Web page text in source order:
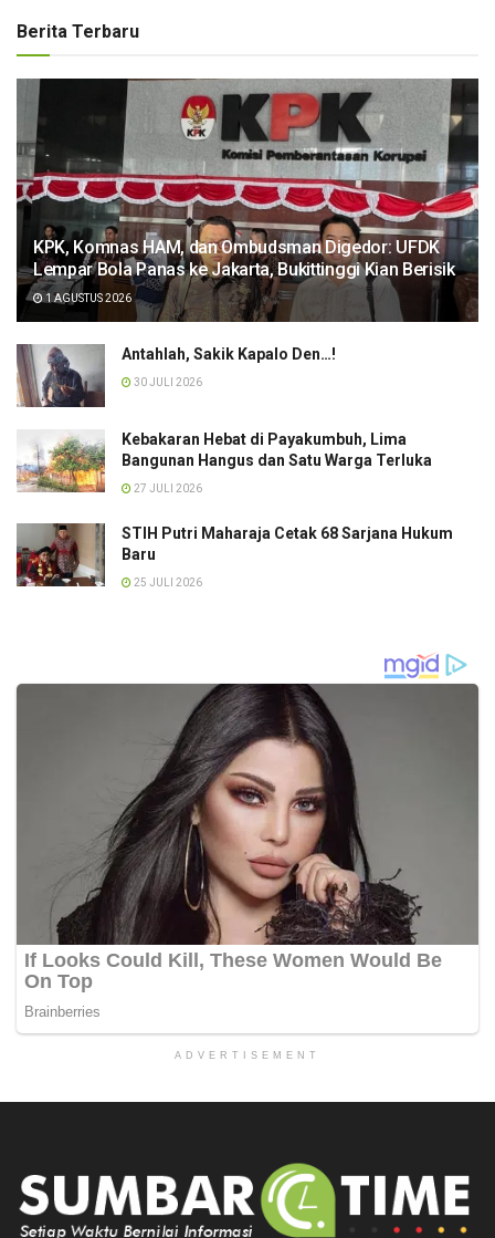
Berita Terbaru
KPK, Komnas HAM, dan Ombudsman Digedor: UFDK
Lempar Bola Panas ke Jakarta, Bukittinggi Kian Berisik
1 AGUSTUS 2026
Antahlah, Sakik Kapalo Den…!
30 JULI 2026
Kebakaran Hebat di Payakumbuh, Lima
Bangunan Hangus dan Satu Warga Terluka
27 JULI 2026
STIH Putri Maharaja Cetak 68 Sarjana Hukum
Baru
25 JULI 2026
ADVERTISEMENT